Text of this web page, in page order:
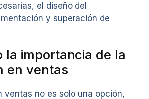
el diseño del
y superación de
la importancia de la
en ventas
ventas no es solo una opción,